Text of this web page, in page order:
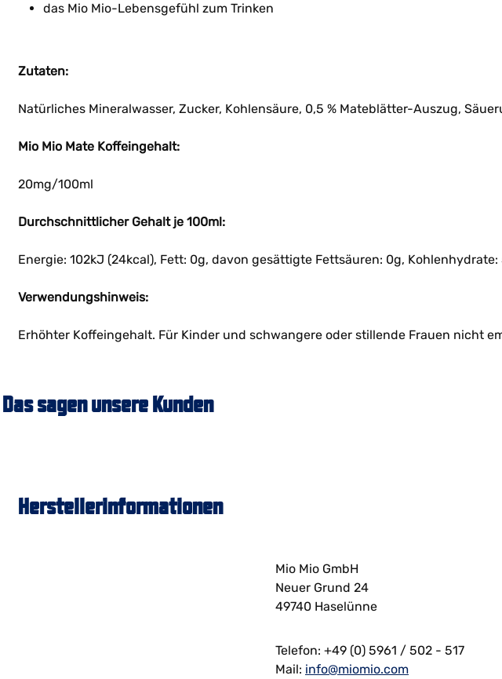
das Mio Mio-Lebensgefühl zum Trinken
Zutaten:
Natürliches Mineralwasser, Zucker, Kohlensäure, 0,5 % Mateblätter-Auszug,
Mio Mio Mate Koffeingehalt:
20mg/100ml
Durchschnittlicher Gehalt je 100ml:
Energie: 102kJ (24kcal), Fett: 0g, davon gesättigte Fettsäuren: 0g,
Verwendungshinweis:
Erhöhter Koffeingehalt. Für Kinder und schwangere oder stillende Frauen nicht
Das sagen unsere Kunden
Herstellerinformationen
Mio Mio GmbH
Neuer Grund 24
49740 Haselünne
Telefon: +49 (0) 5961 / 502 - 517
Mail: info@miomio.com